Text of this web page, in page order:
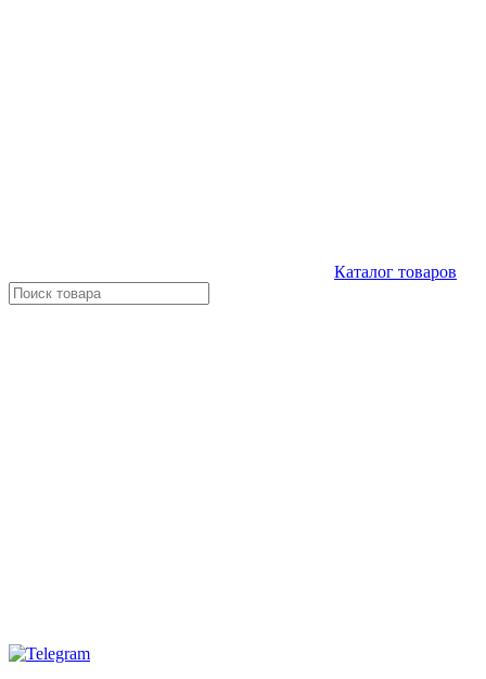
Каталог товаров